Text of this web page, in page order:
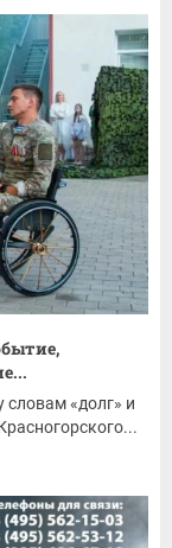
словам «долг» и